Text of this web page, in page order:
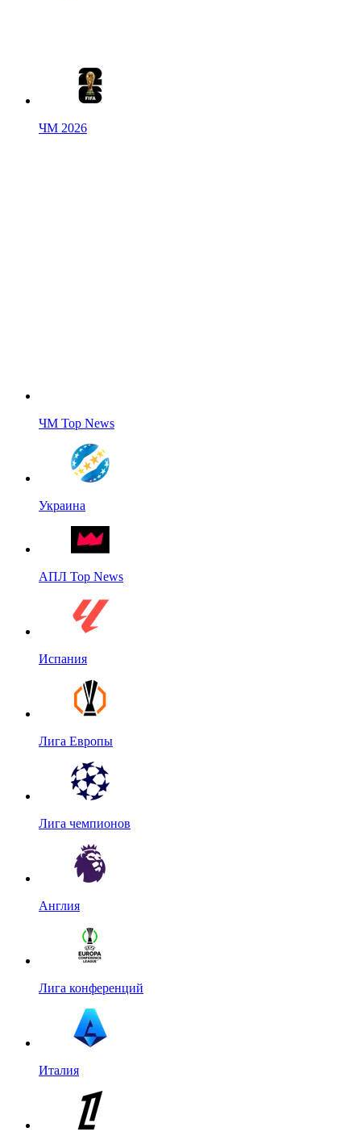
ЧМ 2026
ЧМ Top News
Украина
АПЛ Top News
Испания
Лига Европы
Лига чемпионов
Англия
Лига конференций
Италия